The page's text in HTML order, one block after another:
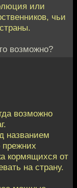
или
чьи
возможно?
возможно
названием
прежних
кормящихся от
на страну.